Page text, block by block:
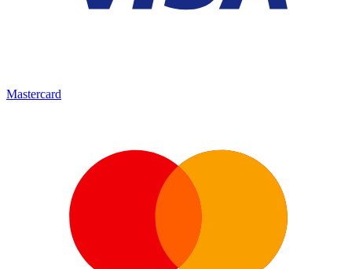
Mastercard